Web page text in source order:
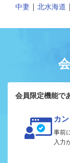
中妻 ｜ 北水海道 ｜
会員限定機能で
カ
事前
入力